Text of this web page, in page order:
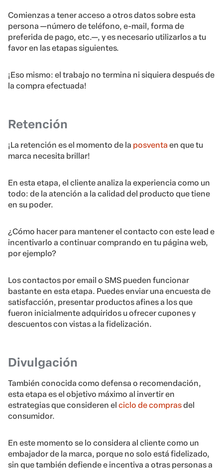
Comienzas a tener acceso a otros datos sobre esta
persona —número de teléfono, e-mail, forma de
preferida de pago, etc.—, y es necesario utilizarlos a tu
favor en las etapas siguientes.
¡Eso mismo: el trabajo no termina ni siquiera después de
la compra efectuada!
Retención
¡La retención es el momento de la posventa en que tu
marca necesita brillar!
En esta etapa, el cliente analiza la experiencia como un
todo: de la atención a la calidad del producto que tiene
en su poder.
¿Cómo hacer para mantener el contacto con este lead e
incentivarlo a continuar comprando en tu página web,
por ejemplo?
Los contactos por email o SMS pueden funcionar
bastante en esta etapa. Puedes enviar una encuesta de
satisfacción, presentar productos afines a los que
fueron inicialmente adquiridos u ofrecer cupones y
descuentos con vistas a la fidelización.
Divulgación
También conocida como defensa o recomendación,
esta etapa es el objetivo máximo al invertir en
estrategias que consideren el ciclo de comprasdel
consumidor.
En este momento se lo considera al cliente como un
embajador de la marca, porque no solo está fidelizado,
sin que también defiende e incentiva a otras personas a